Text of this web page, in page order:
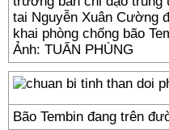
tai Nguyễn Xuân Cường
khai phòng chống bão
Ảnh: TUẤN PHÙNG
Bão Tembin đang trên